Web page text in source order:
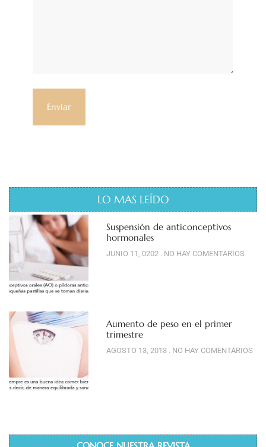
LO MAS LEÍDO
Suspensión de anticonceptivos
hormonales
JUNIO 11, 0202 NO HAY COMENTARIOS
Aumento de peso en el primer
trimestre
AGOSTO 13, 2013 NO HAY COMENTARIOS